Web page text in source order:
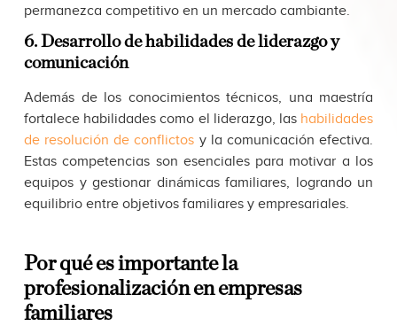
permanezca competitivo en un mercado cambiante.
6. Desarrollo de habilidades de liderazgo y
comunicación
Además de los conocimientos técnicos, una maestría
fortalece habilidades como el liderazgo, las habilidades
de resolución de conflictos y la comunicación efectiva.
Estas competencias son esenciales para motivar a los
equipos y gestionar dinámicas familiares, logrando un
equilibrio entre objetivos familiares y empresariales.
Por qué es importante la
profesionalización en empresas
familiares